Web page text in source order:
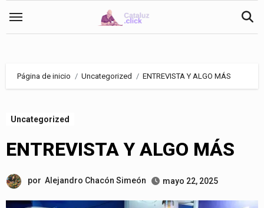
Página de inicio Uncategorized ENTREVISTA Y ALGO MÁS
Uncategorized
ENTREVISTA Y ALGO MÁS
por Alejandro Chacón Simeón mayo 22, 2025